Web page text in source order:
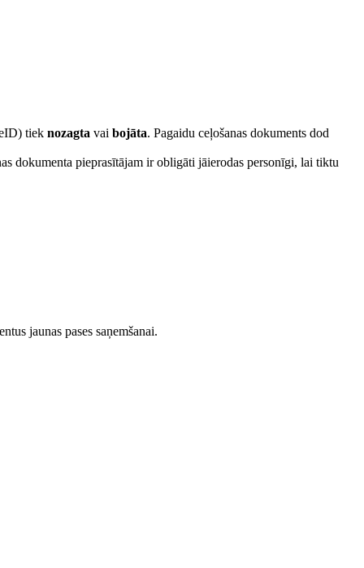
tiek nozagta vai bojāta. Pagaidu ceļošanas dokuments dod
dokumenta pieprasītājam ir obligāti jāierodas personīgi, lai tiktu
jaunas pases saņemšanai.